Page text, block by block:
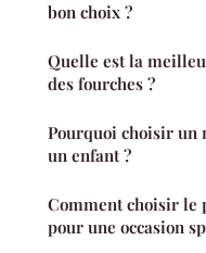
bon choix ?
Quelle est la
des fourches ?
Pourquoi choisir un
un enfant ?
Comment choisir le
pour une occasion